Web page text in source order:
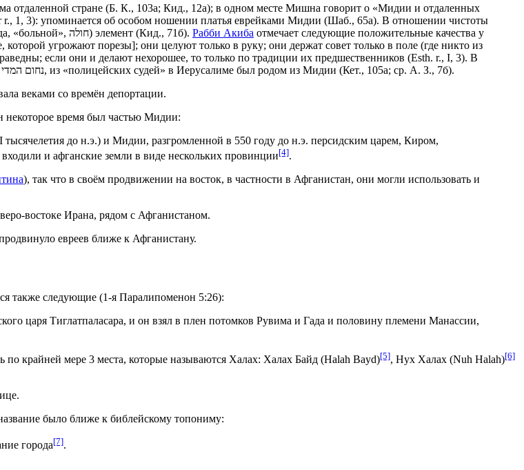
отдаленной стране (Б. К., 103а; Кид., 12а); в одном месте Мишна говорит о «Mидии и отдаленных
1, 3): упоминается об особом ношении платья еврейками Мидии (Шаб., 65а). В отношении чистоты
семейной жизни евреи Мидии представляют сомнительный (по выражению Талмуда, «больной», חולה‎) элемент (Кид., 71б). Рабби Акиба отмечает следующие положительные качества у
угрожают порезы]; они целуют только в руку; они держат совет только в поле (где никто из
если они и делают нехорошее, то только по традиции их предшественников (Esth. r., I, 3). В
Талмуде упоминается о мидийской пшенице (Иер., Шаб., XII, 13а). Танна р. Нахум, נחום המדי‎, из «полицейских судей» в Иерусалиме был родом из Мидии (Кет., 105а; ср. А. З., 7б).
веками со времён депортации.
некоторое время был частью Мидии:
до н.э.) и Мидии, разгромленной в 550 году до н.э. персидским царем, Киром,
и афганские земли в виде нескольких провинции[4].
), так что в своём продвижении на восток, в частности в Афганистан, они могли использовать и
востоке Ирана, рядом с Афганистаном.
евреев ближе к Афганистану.
также следующие (1-я Паралипоменон 5:26):
царя Тиглатпаласара, и он взял в плен потомков Рувима и Гада и половину племени Манассии,
крайней мере 3 места, которые называются Халах: Халах Байд (Halah Bayd)[5], Нух Халах (Nuh Halah)[6]
было ближе к библейскому топониму:
города[7].